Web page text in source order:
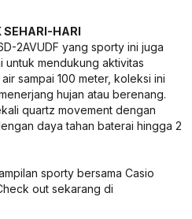
SEHARI-HARI
2AVUDF yang sporty ini juga
untuk mendukung aktivitas
sampai 100 meter, koleksi ini
hujan atau berenang.
quartz movement dengan
daya tahan baterai hingga 2
sporty bersama Casio
out sekarang di